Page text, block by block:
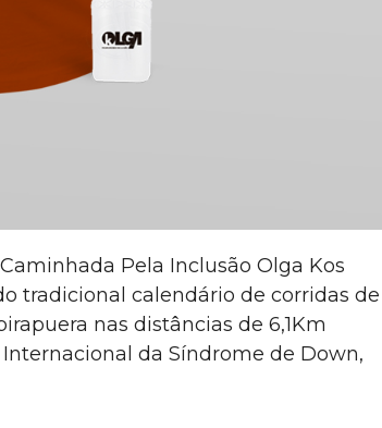
Pela Inclusão Olga Kos
tradicional calendário de corridas de
nas distâncias de 6,1Km
da Síndrome de Down,